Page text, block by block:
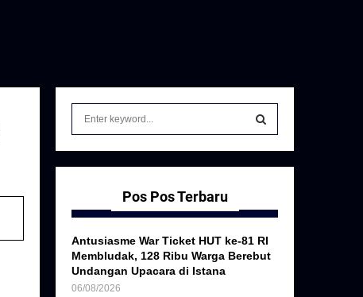
f
r
:
S
A
R
Pos Pos Terbaru
Antusiasme War Ticket HUT ke-81 RI
Membludak, 128 Ribu Warga Berebut
Undangan Upacara di Istana
06/08/2026